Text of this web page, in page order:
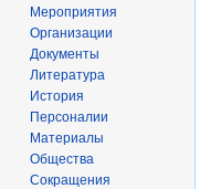
Мероприятия
Организации
Документы
Литература
История
Персоналии
Материалы
Общества
Сокращения